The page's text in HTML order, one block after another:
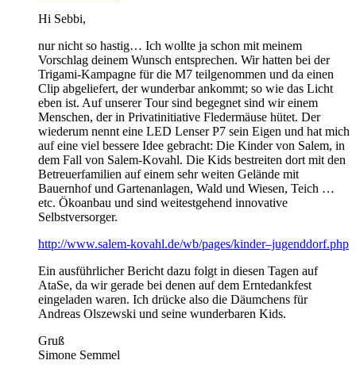
Hi Sebbi,
nur nicht so hastig… Ich wollte ja schon mit meinem
Vorschlag deinem Wunsch entsprechen. Wir hatten bei der
Trigami-Kampagne für die M7 teilgenommen und da einen
Clip abgeliefert, der wunderbar ankommt; so wie das Licht
eben ist. Auf unserer Tour sind begegnet sind wir einem
Menschen, der in Privatinitiative Fledermäuse hütet. Der
wiederum nennt eine LED Lenser P7 sein Eigen und hat mich
auf eine viel bessere Idee gebracht: Die Kinder von Salem, in
dem Fall von Salem-Kovahl. Die Kids bestreiten dort mit den
Betreuerfamilien auf einem sehr weiten Gelände mit
Bauernhof und Gartenanlagen, Wald und Wiesen, Teich …
etc. Ökoanbau und sind weitestgehend innovative
Selbstversorger.
http://www.salem-kovahl.de/wb/pages/kinder–jugenddorf.php
Ein ausführlicher Bericht dazu folgt in diesen Tagen auf
AtaSe, da wir gerade bei denen auf dem Erntedankfest
eingeladen waren. Ich drücke also die Däumchens für
Andreas Olszewski und seine wunderbaren Kids.
Gruß
Simone Semmel